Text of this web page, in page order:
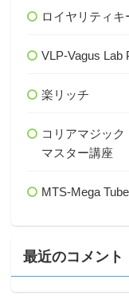
ロイヤリティ
VLP-Vagus Lab
楽リッチ
コリアマジッ
マスター講座
MTS-Mega
最近のコメント